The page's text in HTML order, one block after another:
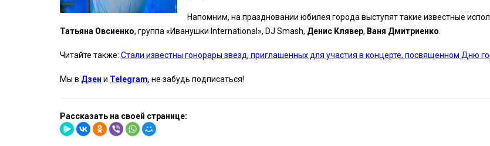
Напомним, на праздновании юбилея города выступят такие известные
Татьяна Овсиенко, группа «Иванушки International», DJ Smash, Денис Клявер, Ваня Дмитриенко.
Читайте также: Стали известны гонорары звезд, приглашенных для участия в концерте, посвященном Дню
Мы в Дзен и Telegram, не забудь подписаться!
Рассказать на своей странице: